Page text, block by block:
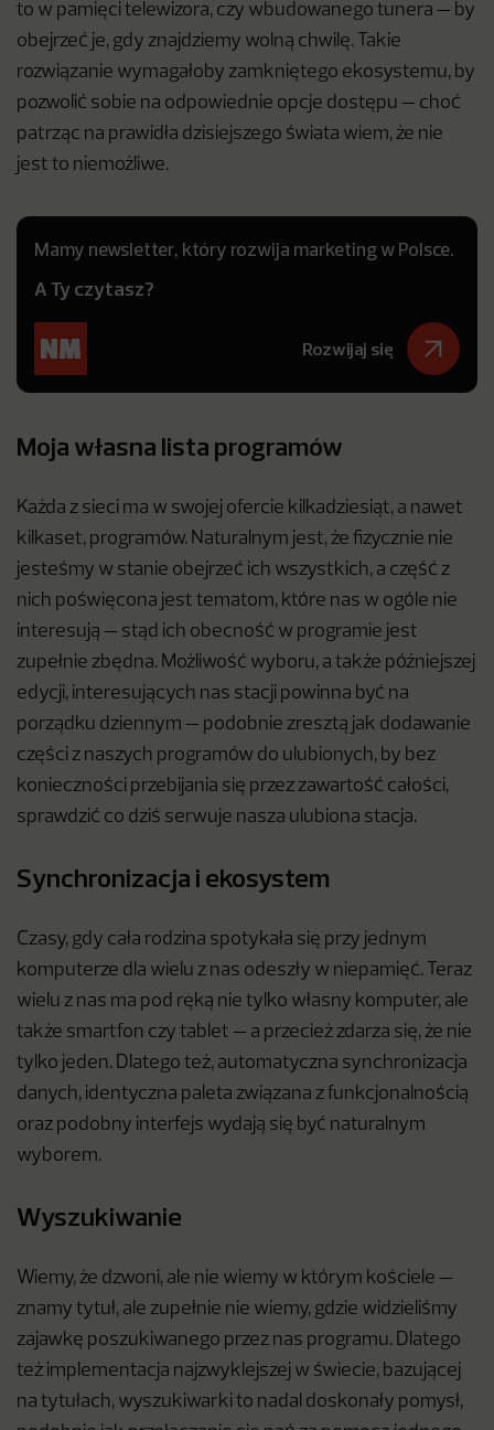
to w pamięci telewizora, czy wbudowanego tunera — by
obejrzeć je, gdy znajdziemy wolną chwilę. Takie
rozwiązanie wymagałoby zamkniętego ekosystemu, by
pozwolić sobie na odpowiednie opcje dostępu — choć
patrząc na prawidła dzisiejszego świata wiem, że nie
jest to niemożliwe.
Mamy newsletter, który rozwija marketing w Polsce.
A Ty czytasz?
Rozwijaj się
Moja własna lista programów
Każda z sieci ma w swojej ofercie kilkadziesiąt, a nawet
kilkaset, programów. Naturalnym jest, że fizycznie nie
jesteśmy w stanie obejrzeć ich wszystkich, a część z
nich poświęcona jest tematom, które nas w ogóle nie
interesują — stąd ich obecność w programie jest
zupełnie zbędna. Możliwość wyboru, a także późniejszej
edycji, interesujących nas stacji powinna być na
porządku dziennym — podobnie zresztą jak dodawanie
części z naszych programów do ulubionych, by bez
konieczności przebijania się przez zawartość całości,
sprawdzić co dziś serwuje nasza ulubiona stacja.
Synchronizacja i ekosystem
Czasy, gdy cała rodzina spotykała się przy jednym
komputerze dla wielu z nas odeszły w niepamięć. Teraz
wielu z nas ma pod ręką nie tylko własny komputer, ale
także smartfon czy tablet — a przecież zdarza się, że nie
tylko jeden. Dlatego też, automatyczna synchronizacja
danych, identyczna paleta związana z funkcjonalnością
oraz podobny interfejs wydają się być naturalnym
wyborem.
Wyszukiwanie
Wiemy, że dzwoni, ale nie wiemy w którym kościele —
znamy tytuł, ale zupełnie nie wiemy, gdzie widzieliśmy
zajawkę poszukiwanego przez nas programu. Dlatego
też implementacja najzwyklejszej w świecie, bazującej
na tytułach, wyszukiwarki to nadal doskonały pomysł,